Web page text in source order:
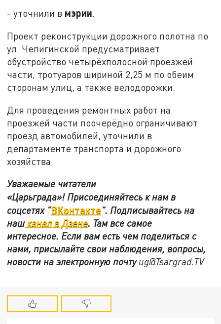
- уточнили в мэрии.
Проект реконструкции дорожного полотна по
ул. Чепигинской предусматривает
обустройство четырёхполосной проезжей
части, тротуаров шириной 2,25 м по обеим
сторонам улиц, а также велодорожки.
Для проведения ремонтных работ на
проезжей части поочерёдно ограничивают
проезд автомобилей, уточнили в
департаменте транспорта и дорожного
хозяйства.
Уважаемые читатели
«Царьграда»! Присоединяйтесь к нам в
соцсетях "ВКонтакте". Подписывайтесь на
нашканал в Дзене. Там все самое
интересное. Если вам есть чем поделиться с
нами, присылайте свои наблюдения, вопросы,
новости на электронную почтуug@Tsargrad.TV